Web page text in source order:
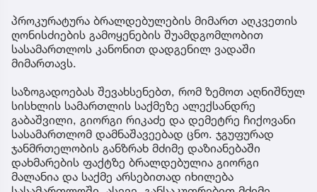
პროკურატურა ბრალდებულების მიმართ აღკვეთის
ღონისძიების გამოყენების შუამდგომლობით
სასამართლოს კანონით დადგენილ ვადაში
მიმართავს.
საზოგადოებას შევახსენებთ, რომ ზემოთ აღნიშნულ
სისხლის სამართლის საქმეზე ალექსანდრე
გაბაშვილი, გიორგი რიკაძე და დემეტრე ჩიქოვანი
სასამართლომ დამნაშავეებად ცნო. ჯგუფურად
ჯანმრთელობის განზრახ მძიმე დაზიანებაში
დახმარების ფაქტზე ბრალდებულია გიორგი
მალანია და საქმე არსებითად იხილება